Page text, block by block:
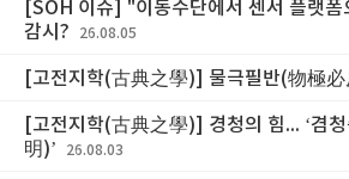
[SOH 이슈] "이동수단에서 센서 플랫폼
감시?
26.08.05
[고전지학(古典之學)] 물극필반(物極
[고전지학(古典之學)] 경청의 힘... ‘겸
明)’
26.08.03